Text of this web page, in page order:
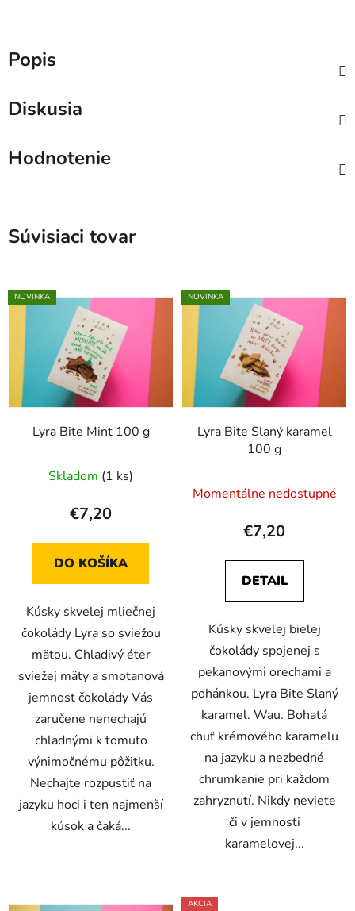
Popis
Diskusia
Hodnotenie
Súvisiaci tovar
NOVINKA
Lyra Bite Mint 100 g
Skladom (1 ks)
€7,20
DO KOŠÍKA
Kúsky skvelej mliečnej
čokolády Lyra so sviežou
mätou. Chladivý éter
sviežej mäty a smotanová
jemnosť čokolády Vás
zaručene nenechajú
chladnými k tomuto
výnimočnému pôžitku.
Nechajte rozpustiť na
jazyku hoci i ten najmenší
kúsok a čaká...
NOVINKA
Lyra Bite Slaný karamel
100 g
Momentálne nedostupné
€7,20
DETAIL
Kúsky skvelej bielej
čokolády spojenej s
pekanovými orechami a
pohánkou. Lyra Bite Slaný
karamel. Wau. Bohatá
chuť krémového karamelu
na jazyku a nezbedné
chrumkanie pri každom
zahryznutí. Nikdy neviete
či v jemnosti
karamelovej...
AKCIA